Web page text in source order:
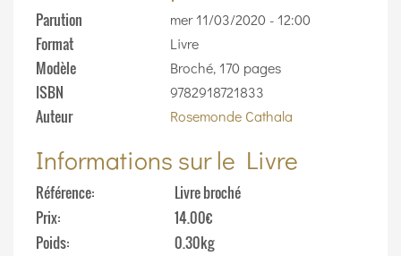
Parution mer 11/03/2020 - 12:00
Format Livre
Modèle Broché, 170 pages
ISBN 9782918721833
Auteur Rosemonde Cathala
Informations sur le Livre
Référence
Livre broché
Prix
14.00€
Poids
0.30kg